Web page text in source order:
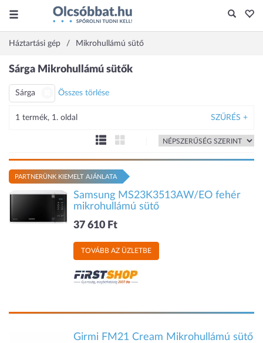
Háztartási gép Mikrohullámú sütő
Sárga Mikrohullámú sütők
Sárga Összes törlése
1 termék, 1. oldal SZŰRÉS +
PARTNERÜNK KIEMELT AJÁNLATA
Samsung MS23K3513AW/EO fehér
mikrohullámú sütő
37 610 Ft
TOVÁBB AZ ÜZLETBE
Girmi FM21 Cream Mikrohullámú sütő